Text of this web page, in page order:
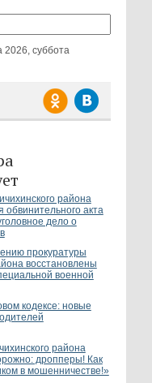
2026, суббота
района
обвинительного акта
дело о
прокуратуры
восстановлены
военной
кодексе: новые
района
дропперы! Как
в мошенничестве!»